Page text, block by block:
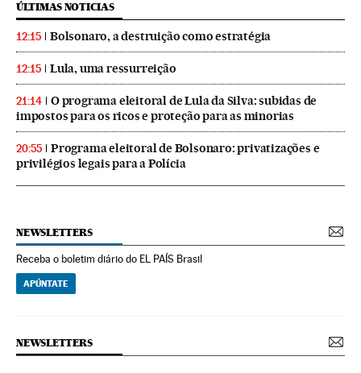
ÚLTIMAS NOTICIAS
12:15 Bolsonaro, a destruição como estratégia
12:15 Lula, uma ressurreição
21:14
O programa eleitoral de Lula da Silva: subidas de
impostos para os ricos e proteção para as minorias
20:55
Programa eleitoral de Bolsonaro: privatizações e
privilégios legais para a Polícia
NEWSLETTERS
Receba o boletim diário do EL PAÍS Brasil
APÚNTATE
NEWSLETTERS